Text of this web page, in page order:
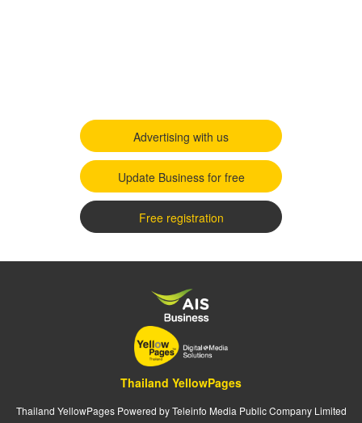
Advertising with us
Update Business for free
Free registration
Thailand YellowPages
Thailand YellowPages Powered by Teleinfo Media Public Company Limited